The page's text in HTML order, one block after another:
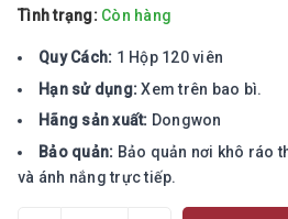
Tình trạng: Còn hàng
Quy Cách: 1 Hộp 120 viên
Hạn sử dụng:Xem trên bao bì.
Hãng sản xuất: Dongwon
Bảo quản: Bảo quản nơi khô ráo
và ánh nắng trực tiếp.